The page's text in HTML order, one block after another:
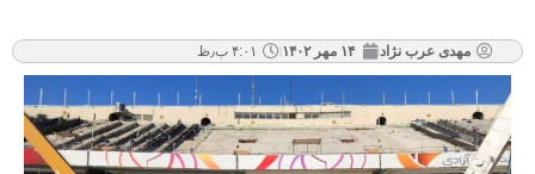
مهدی عرب نژاد ۱۴ مهر ۱۴۰۲ ۴:۰۱ ب٫ظ